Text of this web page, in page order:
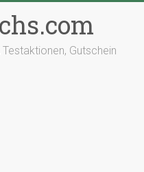
Gutschein